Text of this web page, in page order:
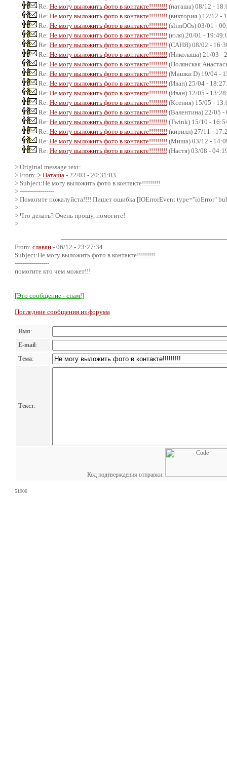
Re: Не могу выложить фото в контакте!!!!!!!!! (наташа) 08/12 -
Re: Не могу выложить фото в контакте!!!!!!!!! (виктория ) 12/12 -
Re: Не могу выложить фото в контакте!!!!!!!!! (slimOOs) 03/01 -
Re: Не могу выложить фото в контакте!!!!!!!!! (юля) 20/01 -
Re: Не могу выложить фото в контакте!!!!!!!!! (САНЯ) 08/02 -
Re: Не могу выложить фото в контакте!!!!!!!!! (Николаша) 21/03 -
Re: Не могу выложить фото в контакте!!!!!!!!! (Полянская
Re: Не могу выложить фото в контакте!!!!!!!!! (Машка:D) 19/04 -
Re: Не могу выложить фото в контакте!!!!!!!!! (Иван) 25/04 -
Re: Не могу выложить фото в контакте!!!!!!!!! (Иван) 12/05 -
Re: Не могу выложить фото в контакте!!!!!!!!! (Ксения) 15/05 -
Re: Не могу выложить фото в контакте!!!!!!!!! (Валентина) 22/05 -
Re: Не могу выложить фото в контакте!!!!!!!!! (Twink) 15/10 -
Re: Не могу выложить фото в контакте!!!!!!!!! (кирилл) 27/11 -
Re: Не могу выложить фото в контакте!!!!!!!!! (Миша) 03/12 -
Re: Не могу выложить фото в контакте!!!!!!!!! (Настя) 03/08 -
> Original message text:
> From: > Наташа - 22/03 - 20:31:03
> Subject:Не могу выложить фото в контакте!!!!!!!!!
> -----------------
> Помогите пожалуйста!!!! Пишет ошибка [IOErrorEvent type="ioError"
>
> Что делать? Очень прошу, помогите!
>
From: славян- 06/12 - 23:27:34
Subject:Не могу выложить фото в контакте!!!!!!!!!
-----------------
помогите кто чем может!!!
[Это сообщение - спам!]
Последние сообщения из форума
Имя:
E-mail:
Тема:
Текст:
Код подтверждения отправки:
51900